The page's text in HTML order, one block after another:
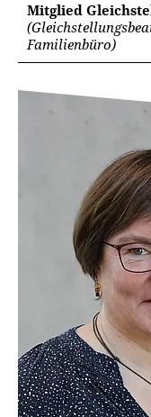
Mitglied
Familienbüro)